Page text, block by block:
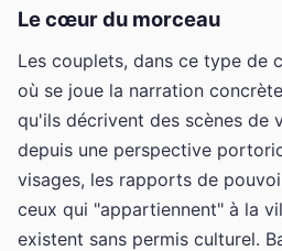
Le cœur du morceau
Les couplets, dans ce type de
où se joue la narration
qu'ils décrivent des scènes de
depuis une perspective
visages, les rapports de
ceux qui "appartiennent" à la
existent sans permis culturel.